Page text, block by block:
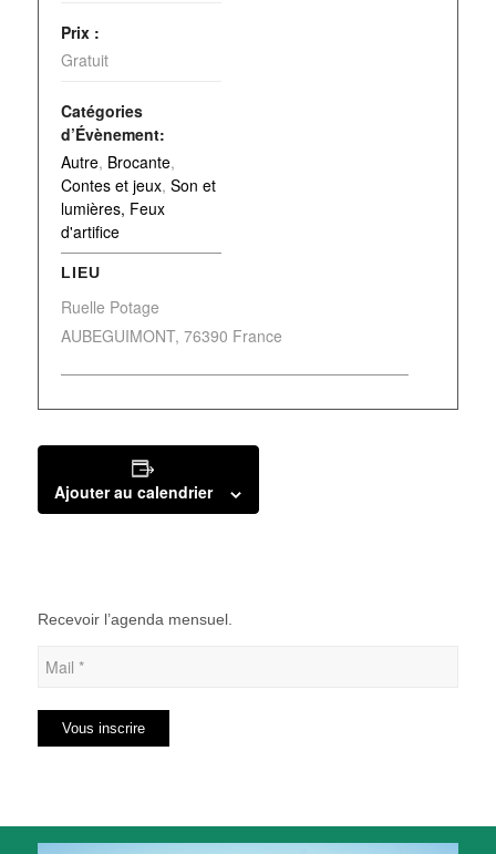
Prix :
Gratuit
Catégories
d’Évènement:
Autre, Brocante,
Contes et jeux, Son et
lumières, Feux
d'artifice
LIEU
Ruelle Potage
AUBEGUIMONT, 76390 France
Ajouter au calendrier
Recevoir l’agenda mensuel.